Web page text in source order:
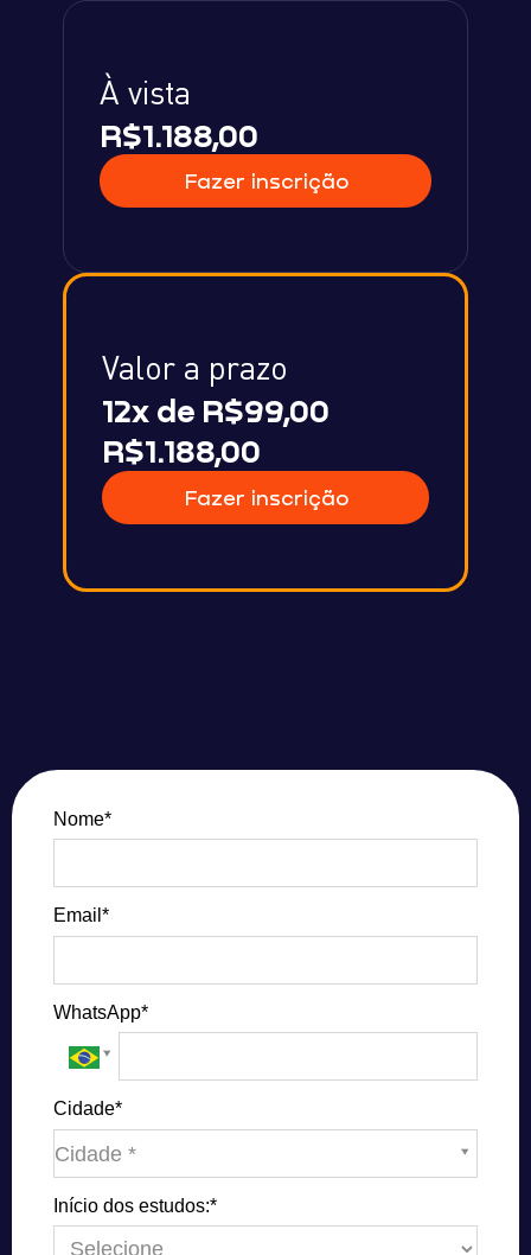
À vista
R$1.188,00
Fazer inscrição
Valor a prazo
12x de R$99,00
R$1.188,00
Fazer inscrição
Nome*
Email*
WhatsApp*
Cidade*
Cidade *
Cidade*
Início dos estudos:*